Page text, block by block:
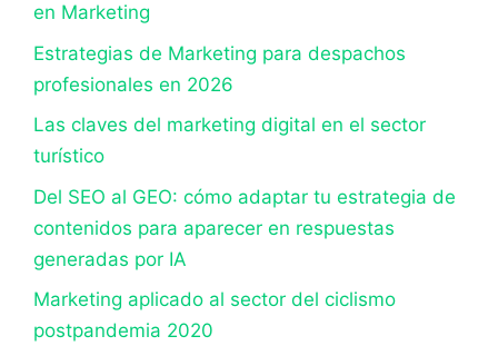
en Marketing
Estrategias de Marketing para despachos
profesionales en 2026
Las claves del marketing digital en el sector
turístico
Del SEO al GEO: cómo adaptar tu estrategia de
contenidos para aparecer en respuestas
generadas por IA
Marketing aplicado al sector del ciclismo
postpandemia 2020